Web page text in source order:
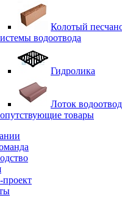
Колотый
водоотвода
Гидролика
Лоток
товары